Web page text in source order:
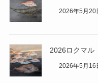
2026年5月20
2026ロクマル
2026年5月16